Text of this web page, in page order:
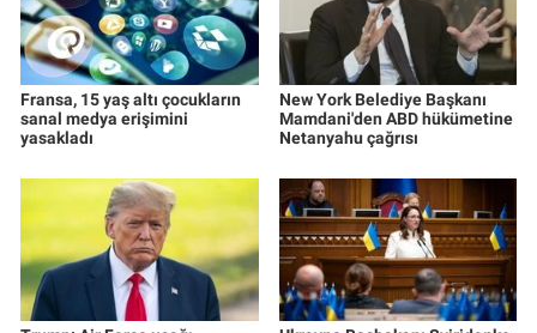
Fransa, 15 yaş altı çocukların
sanal medya erişimini
yasakladı
New York Belediye Başkanı
Mamdani'den ABD hükümetine
Netanyahu çağrısı